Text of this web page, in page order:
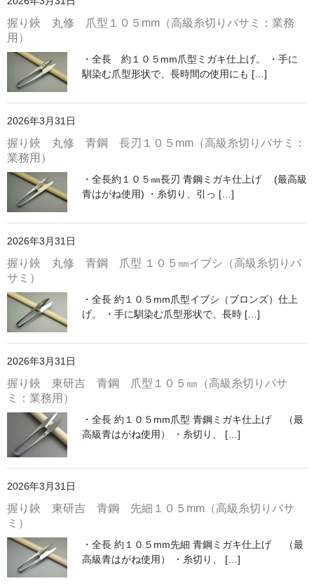
握り鋏 丸修 爪型１０５mm（高級糸切りバサミ：業務
用）
・全長 約１０５mm爪型ミガキ仕上げ。 ・手に
馴染む爪型形状で、長時間の使用にも […]
2026年3月31日
握り鋏 丸修 青鋼 長刃１０５mm（高級糸切りバサミ：
業務用）
・全長約１０５㎜長刃 青鋼ミガキ仕上げ (最高級
青はがね使用) ・糸切り、引っ […]
2026年3月31日
握り鋏 丸修 青鋼 爪型 １０５㎜イブシ（高級糸切りバ
サミ）
・全長 約１０５mm爪型イブシ（ブロンズ）仕上
げ。 ・手に馴染む爪型形状で、長時 […]
2026年3月31日
握り鋏 東研吉 青鋼 爪型１０５㎜（高級糸切りバサ
ミ：業務用）
・全長 約１０５mm爪型 青鋼ミガキ仕上げ （最
高級青はがね使用） ・糸切り、 […]
2026年3月31日
握り鋏 東研吉 青鋼 先細１０５mm（高級糸切りバサ
ミ）
・全長 約１０５mm先細 青鋼ミガキ仕上げ （最
高級青はがね使用） ・糸切り、 […]